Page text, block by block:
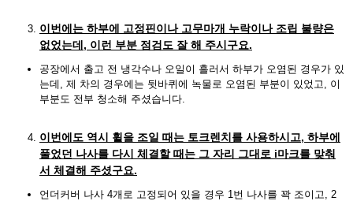
이번에는 하부에 고정핀이나 고무마개 누락이나 조립 불량은
없었는데, 이런 부분 점검도 잘 해 주시구요.
공장에서 출고 전 냉각수나 오일이 흘러서 하부가 오염된 경우가 있
는데, 제 차의 경우에는 뒷바퀴에 녹물로 오염된 부분이 있었고, 이
부분도 전부 청소해 주셨습니다.
이번에도 역시 휠을 조일 때는 토크렌치를 사용하시고, 하부에
풀었던 나사를 다시 체결할 때는 그 자리 그대로 i마크를 맞춰
서 체결해 주셨구요.
언더커버 나사 4개로 고정되어 있을 경우 1번 나사를 꽉 조이고, 2